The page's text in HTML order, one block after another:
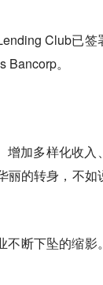
Club已签
。
增加多样化收入
的转身，不如
不断下坠的缩影